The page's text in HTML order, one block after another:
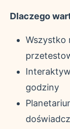
Dlaczego
Wszystko
godziny